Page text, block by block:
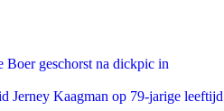
Boer geschorst na dickpic in
Jerney Kaagman op 79-jarige leeftijd